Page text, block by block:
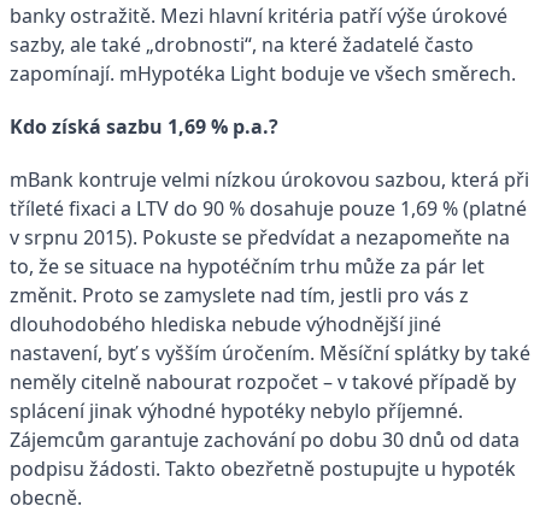
banky ostražitě. Mezi hlavní kritéria patří výše úrokové
sazby, ale také „drobnosti“, na které žadatelé často
zapomínají. mHypotéka Light boduje ve všech směrech.
Kdo získá sazbu 1,69 % p.a.?
mBank kontruje velmi nízkou úrokovou sazbou, která při
tříleté fixaci a LTV do 90 % dosahuje pouze 1,69 % (platné
v srpnu 2015). Pokuste se předvídat a nezapomeňte na
to, že se situace na hypotéčním trhu může za pár let
změnit. Proto se zamyslete nad tím, jestli pro vás z
dlouhodobého hlediska nebude výhodnější jiné
nastavení, byť s vyšším úročením. Měsíční splátky by také
neměly citelně nabourat rozpočet – v takové případě by
splácení jinak výhodné hypotéky nebylo příjemné.
Zájemcům garantuje zachování po dobu 30 dnů od data
podpisu žádosti. Takto obezřetně postupujte u hypoték
obecně.